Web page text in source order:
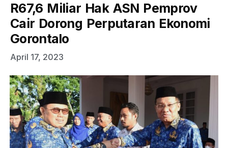
R67,6 Miliar Hak ASN Pemprov
Cair Dorong Perputaran Ekonomi
Gorontalo
April 17, 2023